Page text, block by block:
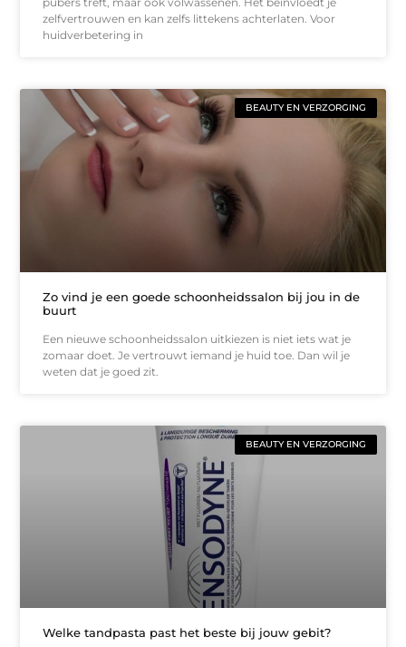
zelfvertrouwen en kan zelfs littekens achterlaten. Voor
huidverbetering in
BEAUTY EN VERZORGING
Zo vind je een goede schoonheidssalon bij jou in de
buurt
Een nieuwe schoonheidssalon uitkiezen is niet iets wat je
zomaar doet. Je vertrouwt iemand je huid toe. Dan wil je
weten dat je goed zit.
BEAUTY EN VERZORGING
Welke tandpasta past het beste bij jouw gebit?